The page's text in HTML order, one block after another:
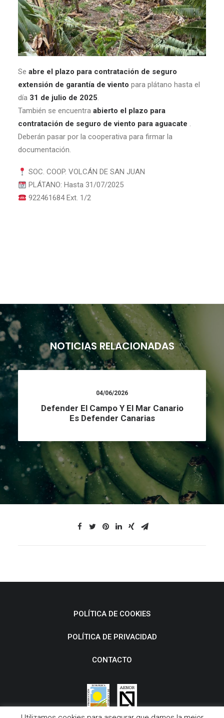
Se abre el plazo para contratación de seguro
extensión de garantía de viento para plátano hasta el
día 31 de julio de 2025.
También se encuentra abierto el plazo para
contratación de seguro de viento para aguacate .
Deberán pasar por la cooperativa para firmar la
documentación.
SOC. COOP. VOLCÁN DE SAN JUAN
PLÁTANO: Hasta 31/07/2025
922461684 Ext. 1/2
NOTICIAS RELACIONADAS
04/06/2026
Defender El Campo Y El Mar Canario
Es Defender Canarias
POLÍTICA DE COOKIES
POLÍTICA DE PRIVACIDAD
CONTACTO